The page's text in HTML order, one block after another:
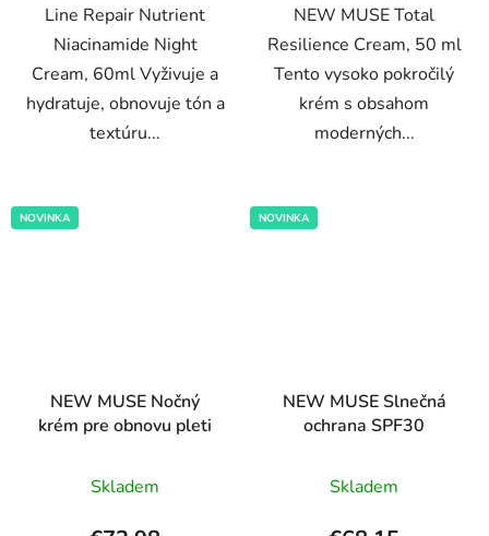
hviezdičiek.
Line Repair Nutrient
Niacinamide Night
Cream, 60ml Vyživuje a
hydratuje, obnovuje tón a
textúru...
hviezdičiek.
NEW MUSE Total
Resilience Cream, 50 ml
Tento vysoko pokročilý
krém s obsahom
moderných...
NOVINKA
NEW MUSE Nočný
krém pre obnovu pleti
hodnotenie
produktu
Skladem
NOVINKA
NEW MUSE Slnečná
ochrana SPF30
hodnotenie
produktu
Skladem